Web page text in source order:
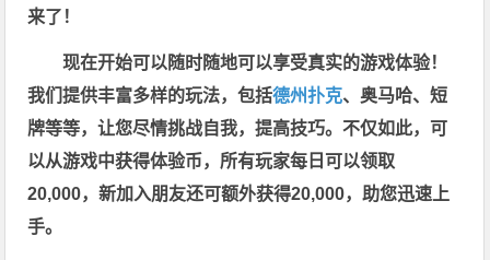
来了！
现在开始可以随时随地可以享受真实的游戏体验！
我们提供丰富多样的玩法，包括德州扑克、奥马哈、短
牌等等，让您尽情挑战自我，提高技巧。不仅如此， 可
以从游戏中获得体验币，所有玩家每日可以领取
20,000，新加入朋友还可额外获得20,000，助您迅速上
手。